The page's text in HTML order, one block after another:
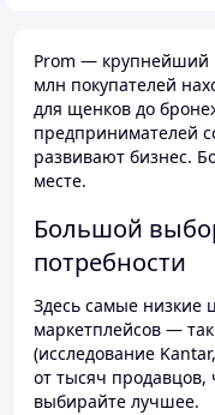
Prom — крупнейший
млн покупателей
для щенков до
предпринимателей
развивают бизнес.
месте.
Большой
потребности
Здесь самые низкие
маркетплейсов —
(исследование
от тысяч продавцов,
выбирайте лучшее.